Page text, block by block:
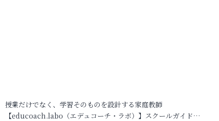
授業だけでなく、学習そのものを設計する家庭教師
【educoach.labo（エデュコーチ・ラボ）】スクールガイド…